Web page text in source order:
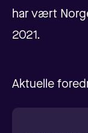
har vært
2021.
Aktuelle